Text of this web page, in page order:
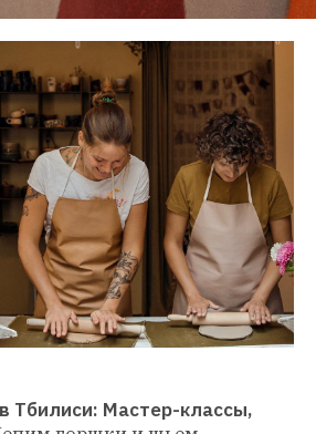
Тбилиси: Мастер-классы,